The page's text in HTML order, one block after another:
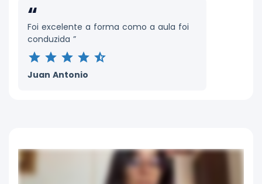
“
Foi excelente a forma como a aula foi
conduzida ”
Juan Antonio